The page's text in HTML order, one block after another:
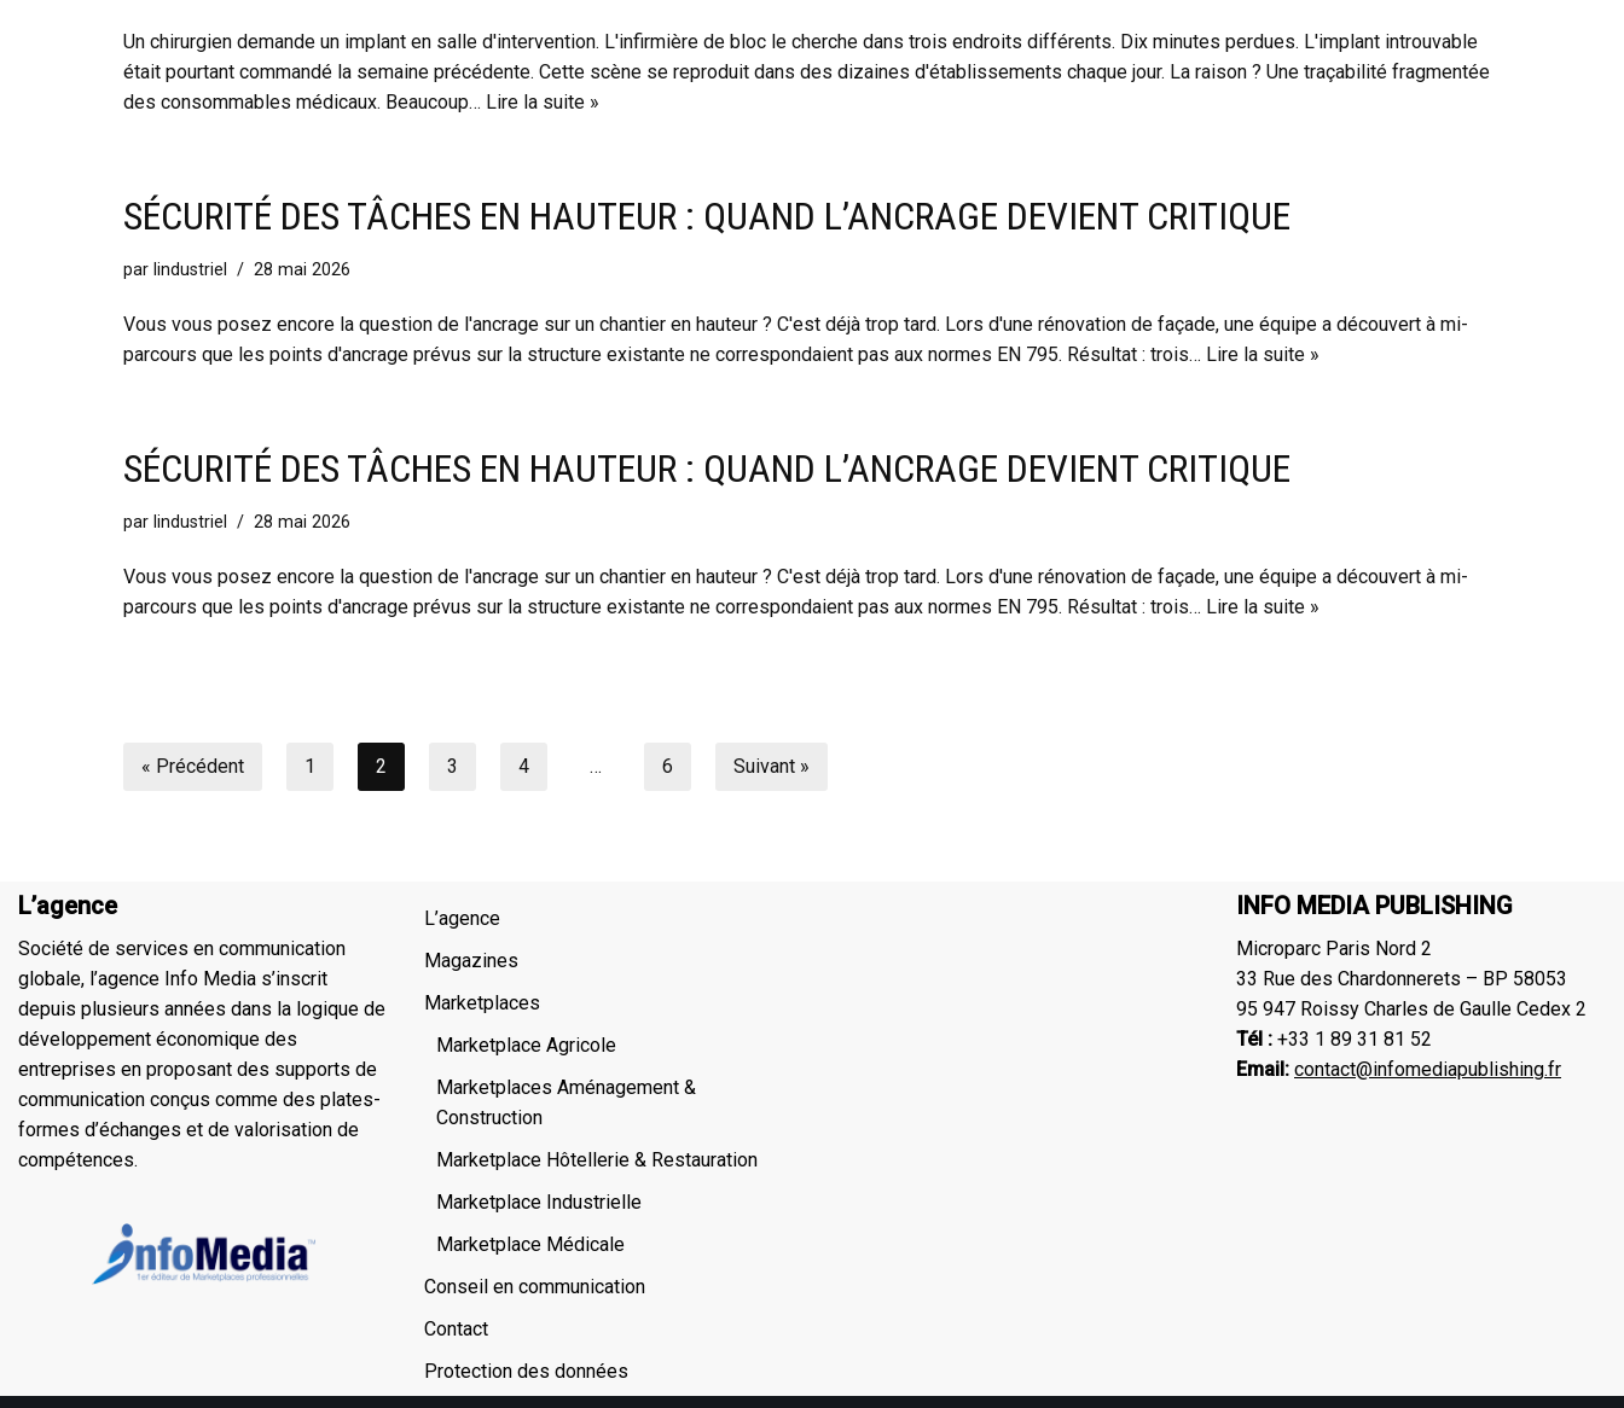
Un chirurgien demande un implant en salle d'intervention. L'infirmière de bloc le cherche dans trois endroits différents. Dix minutes perdues. L'implant introuvable
était pourtant commandé la semaine précédente. Cette scène se reproduit dans des dizaines d'établissements chaque jour. La raison ? Une traçabilité fragmentée
des consommables médicaux. Beaucoup… Lire la suite »
SÉCURITÉ DES TÂCHES EN HAUTEUR : QUAND L’ANCRAGE DEVIENT CRITIQUE
par lindustriel 28 mai 2026
Vous vous posez encore la question de l'ancrage sur un chantier en hauteur ? C'est déjà trop tard. Lors d'une rénovation de façade, une équipe a découvert à mi-
parcours que les points d'ancrage prévus sur la structure existante ne correspondaient pas aux normes EN 795. Résultat : trois… Lire la suite »
SÉCURITÉ DES TÂCHES EN HAUTEUR : QUAND L’ANCRAGE DEVIENT CRITIQUE
par lindustriel 28 mai 2026
Vous vous posez encore la question de l'ancrage sur un chantier en hauteur ? C'est déjà trop tard. Lors d'une rénovation de façade, une équipe a découvert à mi-
parcours que les points d'ancrage prévus sur la structure existante ne correspondaient pas aux normes EN 795. Résultat : trois… Lire la suite »
« Précédent 1 2 3 4 … 6 Suivant »
L’agence
Société de services en communication
globale, l’agence Info Media s’inscrit
depuis plusieurs années dans la logique de
développement économique des
entreprises en proposant des supports de
communication conçus comme des plates-
formes d’échanges et de valorisation de
compétences.
L’agence
Magazines
Marketplaces
Marketplace Agricole
Marketplaces Aménagement &
Construction
Marketplace Hôtellerie & Restauration
Marketplace Industrielle
Marketplace Médicale
Conseil en communication
Contact
Protection des données
INFO MEDIA PUBLISHING
Microparc Paris Nord 2
33 Rue des Chardonnerets – BP 58053
95 947 Roissy Charles de Gaulle Cedex 2
Tél : +33 1 89 31 81 52
Email: contact@infomediapublishing.fr